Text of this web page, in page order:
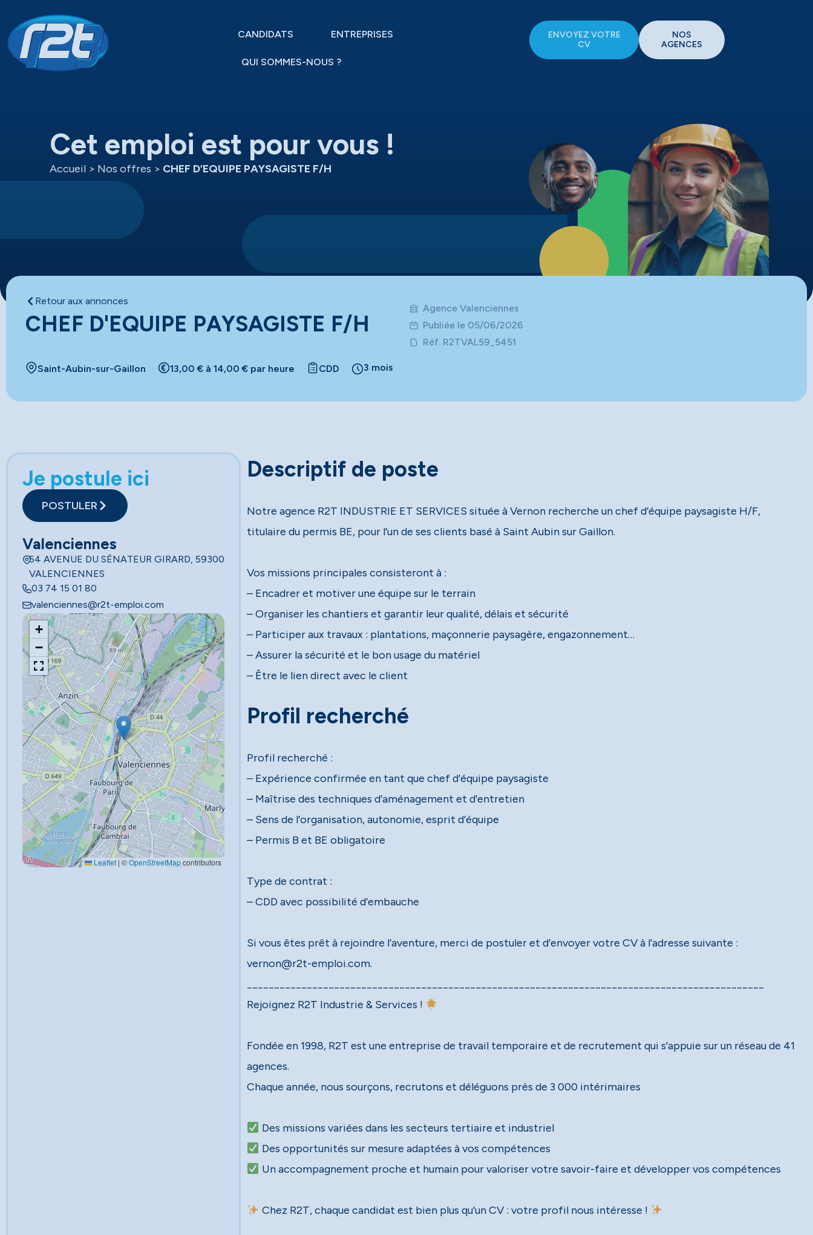
CANDIDATS ENTREPRISES
QUI SOMMES-NOUS ?
ENVOYEZ VOTRE
CV
NOS
AGENCES
Cet emploi est pour vous !
Accueil > Nos offres > CHEF D’EQUIPE PAYSAGISTE F/H
Retour aux annonces
CHEF D'EQUIPE PAYSAGISTE F/H
Agence Valenciennes
Publiée le 05/06/2026
Réf. R2TVAL59_5451
Saint-Aubin-sur-Gaillon 13,00 € à 14,00 € par heure CDD 3 mois
Je postule ici
POSTULER
Valenciennes
54 AVENUE DU SÉNATEUR GIRARD, 59300
VALENCIENNES
03 74 15 01 80
valenciennes@r2t-emploi.com
+
−
Leaflet | ©OpenStreetMapcontributors
Descriptif de poste
Notre agence R2T INDUSTRIE ET SERVICES située à Vernon recherche un chef d’équipe paysagiste H/F,
titulaire du permis BE, pour l’un de ses clients basé à Saint Aubin sur Gaillon.
Vos missions principales consisteront à :
– Encadrer et motiver une équipe sur le terrain
– Organiser les chantiers et garantir leur qualité, délais et sécurité
– Participer aux travaux : plantations, maçonnerie paysagère, engazonnement…
– Assurer la sécurité et le bon usage du matériel
– Être le lien direct avec le client
Profil recherché
Profil recherché :
– Expérience confirmée en tant que chef d’équipe paysagiste
– Maîtrise des techniques d’aménagement et d’entretien
– Sens de l’organisation, autonomie, esprit d’équipe
– Permis B et BE obligatoire
Type de contrat :
– CDD avec possibilité d’embauche
Si vous êtes prêt à rejoindre l’aventure, merci de postuler et d’envoyer votre CV à l’adresse suivante :
vernon@r2t-emploi.com.
Rejoignez R2T Industrie & Services !
Fondée en 1998, R2T est une entreprise de travail temporaire et de recrutement qui s’appuie sur un réseau de 41
agences.
Chaque année, nous sourçons, recrutons et déléguons près de 3 000 intérimaires
Des missions variées dans les secteurs tertiaire et industriel
Un accompagnement proche et humain pour valoriser votre savoir-faire et développer vos compétences
Chez R2T, chaque candidat est bien plus qu’un CV : votre profil nous intéresse !